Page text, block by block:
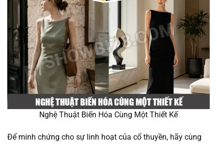
Nghệ Thuật Biến Hóa Cùng Một Thiết Kế
Để minh chứng cho sự linh hoạt của cổ thuyền, hãy cùng